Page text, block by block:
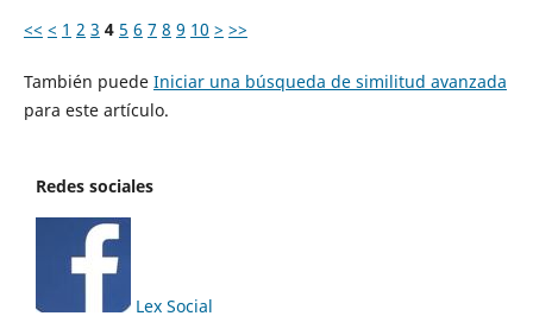
<< < 1 2 3 4 5 6 7 8 9 10 > >>
También puede Iniciar una búsqueda de similitud avanzada
para este artículo.
Redes sociales
Lex Social